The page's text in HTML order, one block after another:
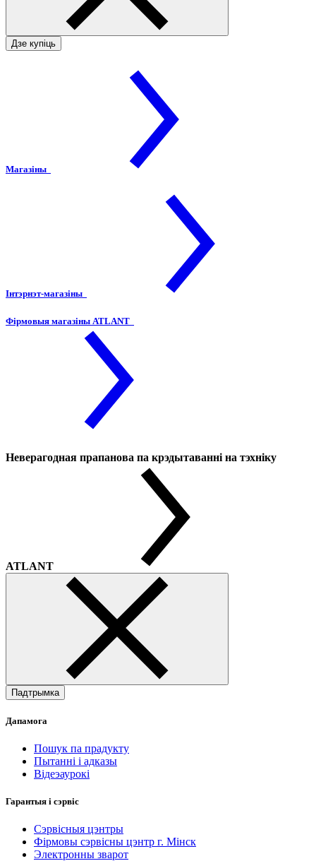
Дзе купіць
Магазіны
Інтэрнэт-магазіны
Фірмовыя магазіны ATLANT
Неверагодная прапанова па крэдытаванні на тэхніку
ATLANT
Падтрымка
Дапамога
Пошук па прадукту
Пытанні і адказы
Відеэаурокі
Гарантыя і сэрвіс
Сэрвісныя цэнтры
Фірмовы сэрвісны цэнтр г. Мінск
Электронны зварот